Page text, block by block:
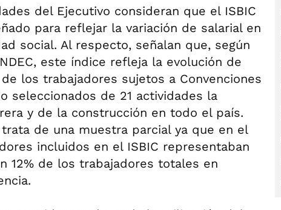
del Ejecutivo consideran que el ISBIC
para reflejar la variación de salarial en
social. Al respecto, señalan que, según
este índice refleja la evolución de
los trabajadores sujetos a Convenciones
seleccionados de 21 actividades la
y de la construcción en todo el país.
de una muestra parcial ya que en el
incluidos en el ISBIC representaban
12% de los trabajadores totales en